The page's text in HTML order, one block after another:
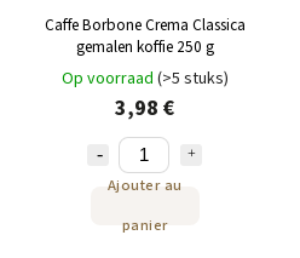
Caffe Borbone Crema Classica
gemalen koffie 250 g
Op voorraad (>5 stuks)
3,98 €
Ajouter au
panier